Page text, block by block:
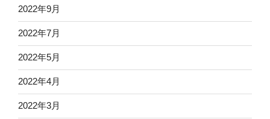
2022年9月
2022年7月
2022年5月
2022年4月
2022年3月